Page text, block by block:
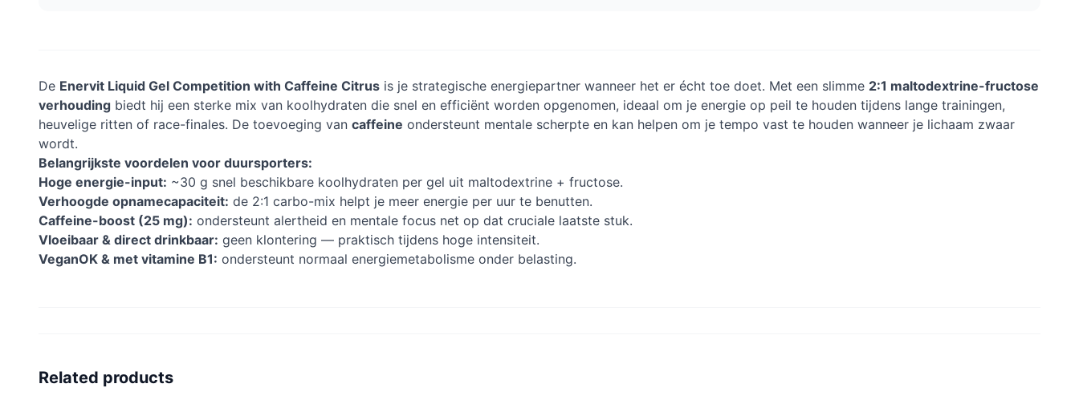
De Enervit Liquid Gel Competition with Caffeine Citrus is je strategische energiepartner wanneer het er écht toe doet. Met een slimme 2:1 maltodextrine-fructose
verhouding biedt hij een sterke mix van koolhydraten die snel en efficiënt worden opgenomen, ideaal om je energie op peil te houden tijdens lange trainingen,
heuvelige ritten of race-finales. De toevoeging van caffeine ondersteunt mentale scherpte en kan helpen om je tempo vast te houden wanneer je lichaam zwaar
wordt.
Belangrijkste voordelen voor duursporters:
Hoge energie-input: ~30 g snel beschikbare koolhydraten per gel uit maltodextrine + fructose.
Verhoogde opnamecapaciteit: de 2:1 carbo-mix helpt je meer energie per uur te benutten.
Caffeine-boost (25 mg): ondersteunt alertheid en mentale focus net op dat cruciale laatste stuk.
Vloeibaar & direct drinkbaar: geen klontering — praktisch tijdens hoge intensiteit.
VeganOK & met vitamine B1: ondersteunt normaal energiemetabolisme onder belasting.
Related products